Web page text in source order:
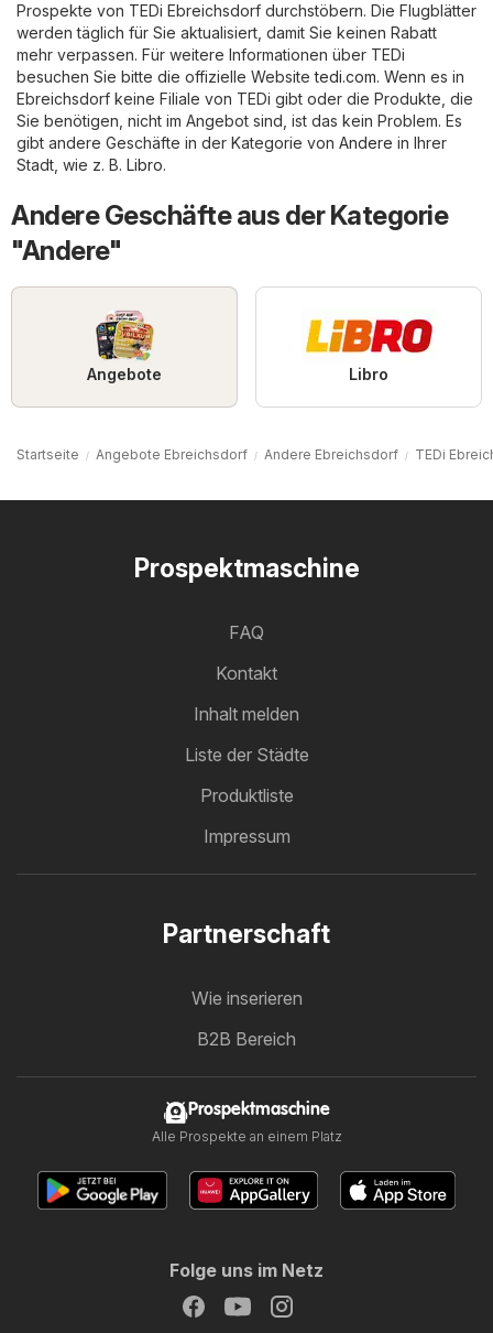
Prospekte von TEDi Ebreichsdorf durchstöbern. Die Flugblätter
werden täglich für Sie aktualisiert, damit Sie keinen Rabatt
mehr verpassen. Für weitere Informationen über TEDi
besuchen Sie bitte die offizielle Websitetedi.com. Wenn es in
Ebreichsdorf keine Filiale von TEDi gibt oder die Produkte, die
Sie benötigen, nicht im Angebot sind, ist das kein Problem. Es
gibt andere Geschäfte in der Kategorie von Andere in Ihrer
Stadt, wie z. B. Libro.
Andere Geschäfte aus der Kategorie
"Andere"
Angebote Libro
Startseite Angebote Ebreichsdorf Andere Ebreichsdorf TEDi
Prospektmaschine
FAQ
Kontakt
Inhalt melden
Liste der Städte
Produktliste
Impressum
Partnerschaft
Wie inserieren
B2B Bereich
Prospektmaschine
Alle Prospekte an einem Platz
Folge uns im Netz